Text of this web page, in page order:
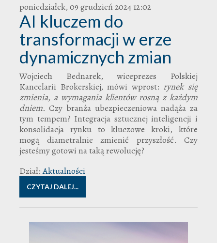
poniedziałek, 09 grudzień 2024 12:02
AI kluczem do
transformacji w erze
dynamicznych zmian
Wojciech Bednarek, wiceprezes Polskiej
Kancelarii Brokerskiej, mówi wprost: rynek się
zmienia, a wymagania klientów rosną z każdym
dniem. Czy branża ubezpieczeniowa nadąża za
tym tempem? Integracja sztucznej inteligencji i
konsolidacja rynku to kluczowe kroki, które
mogą diametralnie zmienić przyszłość. Czy
jesteśmy gotowi na taką rewolucję?
Dział: Aktualności
CZYTAJ DALEJ...